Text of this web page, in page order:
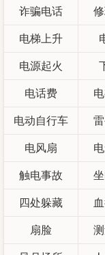
诈骗电话
电梯上升
电源起火
电话费
电动自行车
电风扇
触电事故
四处躲藏
扇脸